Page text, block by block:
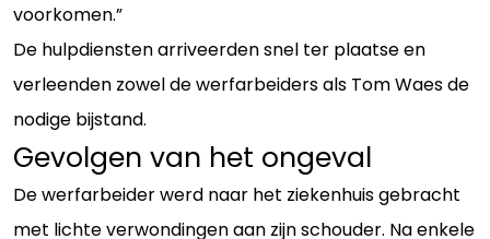
voorkomen.”
De hulpdiensten arriveerden snel ter plaatse en
verleenden zowel de werfarbeiders als Tom Waes de
nodige bijstand.
Gevolgen van het ongeval
De werfarbeider werd naar het ziekenhuis gebracht
met lichte verwondingen aan zijn schouder. Na enkele